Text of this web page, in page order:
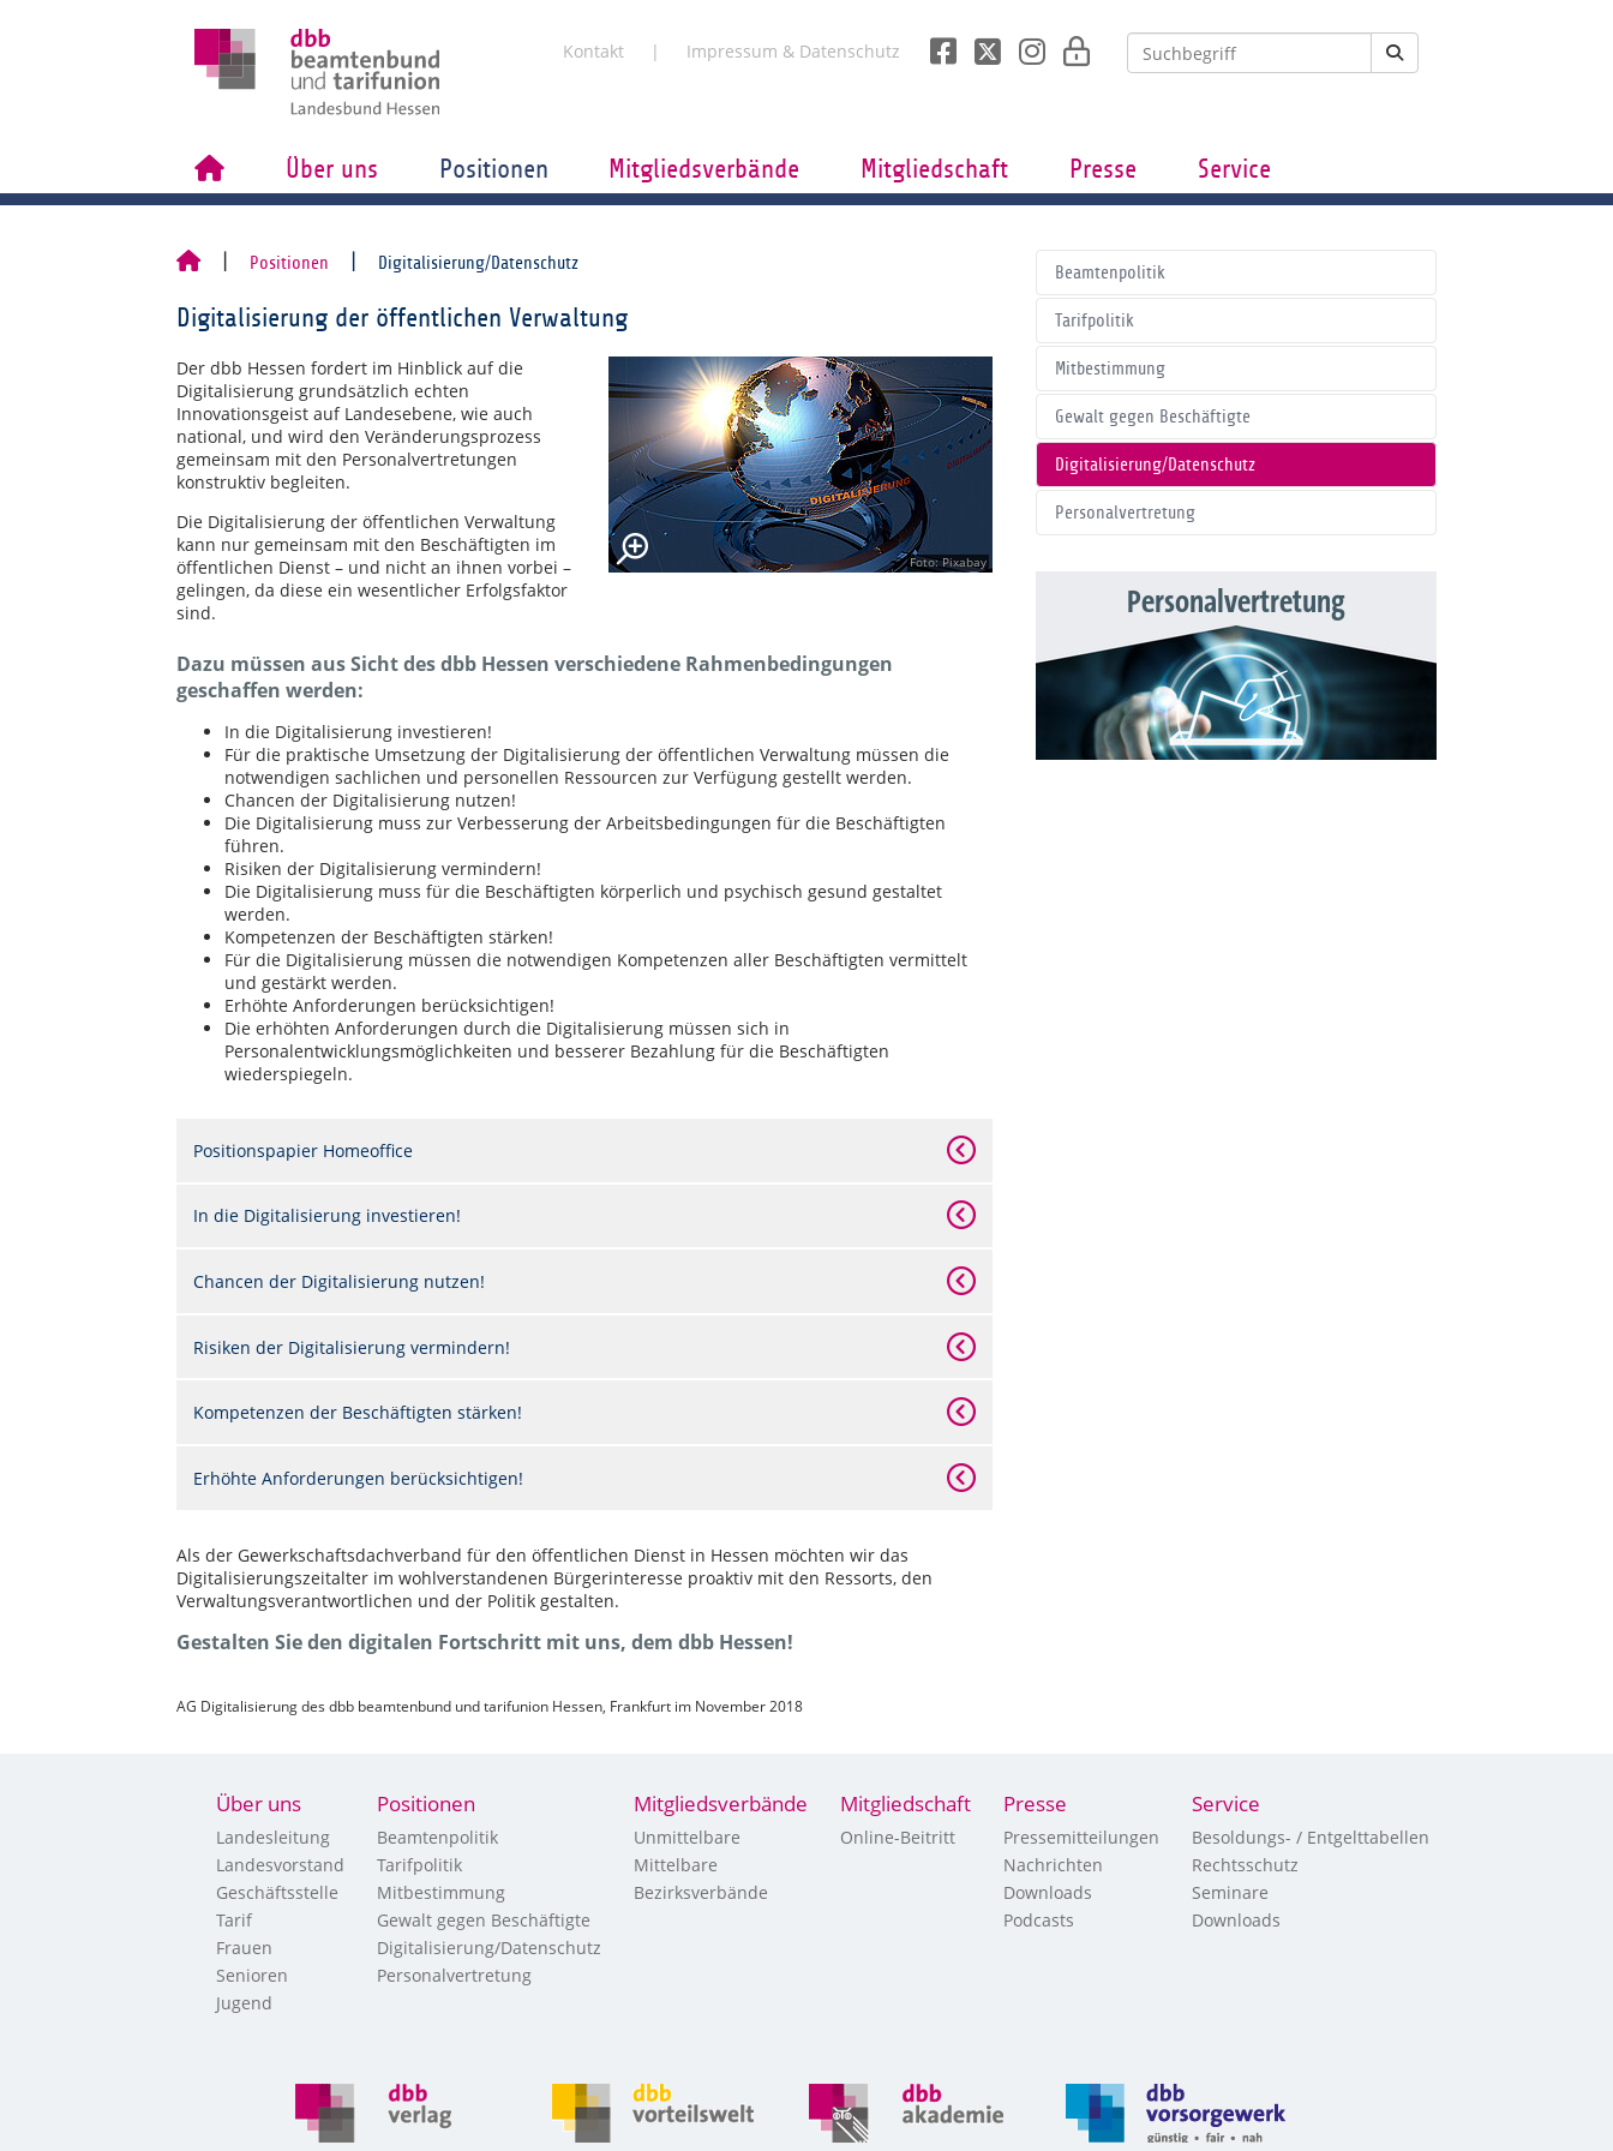
Kontakt Impressum & Datenschutz
Über uns Positionen Mitgliedsverbände Mitgliedschaft Presse Service
Positionen Digitalisierung/Datenschutz
Digitalisierung der öffentlichen Verwaltung
Foto: Pixabay
Der dbb Hessen fordert im Hinblick auf die
Digitalisierung grundsätzlich echten
Innovationsgeist auf Landesebene, wie auch
national, und wird den Veränderungsprozess
gemeinsam mit den Personalvertretungen
konstruktiv begleiten.
Die Digitalisierung der öffentlichen Verwaltung
kann nur gemeinsam mit den Beschäftigten im
öffentlichen Dienst – und nicht an ihnen vorbei –
gelingen, da diese ein wesentlicher Erfolgsfaktor
sind.
Dazu müssen aus Sicht des dbb Hessen verschiedene Rahmenbedingungen
geschaffen werden:
In die Digitalisierung investieren!
Für die praktische Umsetzung der Digitalisierung der öffentlichen Verwaltung müssen die
notwendigen sachlichen und personellen Ressourcen zur Verfügung gestellt werden.
Chancen der Digitalisierung nutzen!
Die Digitalisierung muss zur Verbesserung der Arbeitsbedingungen für die Beschäftigten
führen.
Risiken der Digitalisierung vermindern!
Die Digitalisierung muss für die Beschäftigten körperlich und psychisch gesund gestaltet
werden.
Kompetenzen der Beschäftigten stärken!
Für die Digitalisierung müssen die notwendigen Kompetenzen aller Beschäftigten vermittelt
und gestärkt werden.
Erhöhte Anforderungen berücksichtigen!
Die erhöhten Anforderungen durch die Digitalisierung müssen sich in
Personalentwicklungsmöglichkeiten und besserer Bezahlung für die Beschäftigten
wiederspiegeln.
Positionspapier Homeoffice
In die Digitalisierung investieren!
Chancen der Digitalisierung nutzen!
Risiken der Digitalisierung vermindern!
Kompetenzen der Beschäftigten stärken!
Erhöhte Anforderungen berücksichtigen!
Als der Gewerkschaftsdachverband für den öffentlichen Dienst in Hessen möchten wir das
Digitalisierungszeitalter im wohlverstandenen Bürgerinteresse proaktiv mit den Ressorts, den
Verwaltungsverantwortlichen und der Politik gestalten.
Gestalten Sie den digitalen Fortschritt mit uns, dem dbb Hessen!
AG Digitalisierung des dbb beamtenbund und tarifunion Hessen, Frankfurt im November 2018
Beamtenpolitik
Tarifpolitik
Mitbestimmung
Gewalt gegen Beschäftigte
Digitalisierung/Datenschutz
Personalvertretung
Personalvertretung
Über uns
Landesleitung
Landesvorstand
Geschäftsstelle
Tarif
Frauen
Senioren
Jugend
Positionen
Beamtenpolitik
Tarifpolitik
Mitbestimmung
Gewalt gegen Beschäftigte
Digitalisierung/Datenschutz
Personalvertretung
Mitgliedsverbände
Unmittelbare
Mittelbare
Bezirksverbände
Mitgliedschaft
Online-Beitritt
Presse
Pressemitteilungen
Nachrichten
Downloads
Podcasts
Service
Besoldungs- / Entgelttabellen
Rechtsschutz
Seminare
Downloads